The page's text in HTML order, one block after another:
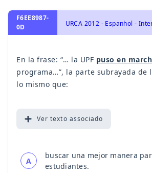
F6EE8987-
0D
En la frase: “… la UPF puso en
programa…”, la parte subrayada de
lo mismo que:
Ver texto associado
A
buscar una mejor manera
estudiantes.